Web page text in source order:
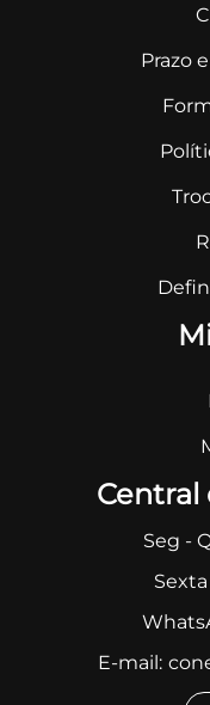
Prazo
Seg -
E-mail: